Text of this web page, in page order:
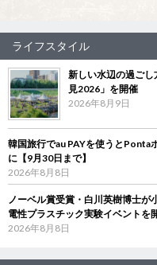
ライフスタイル
新しい水辺の過ご
見2026」を開催
2026年8月9日
韓国旅行でau PAYを使うとPonta
に【9月30日まで】
2026年8月8日
ノーベル賞受賞・白川英樹博士
電性プラスチック実験イベントを
2026年8月8日